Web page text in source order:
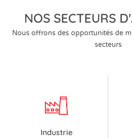
NOS SECTEURS
Nous offrons des opportunités de
secteurs
Industrie